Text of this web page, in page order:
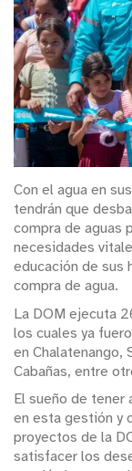
Con el agua en
tendrán que
compra de aguas
necesidades
educación de sus
compra de agua.
La DOM ejecuta
los cuales ya
en Chalatenango,
Cabañas, entre
El sueño de tener
en esta gestión y
proyectos de la
satisfacer los